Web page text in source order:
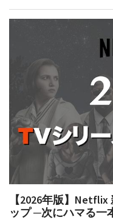
【2026年版】
ップ ─次にハマる一